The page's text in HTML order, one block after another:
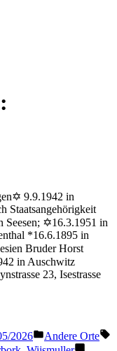
9.9.1942 in
Staatsangehörigkeit
Seesen; ✡16.3.1951 in
*16.6.1895 in
Bruder Horst
in Auschwitz
23, Isestrasse
2026
Veröffentlicht
in
Andere Orte